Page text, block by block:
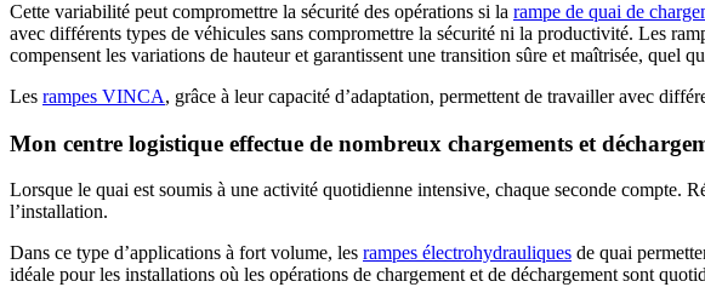
Cette variabilité peut compromettre la sécurité des opérations si la rampe de quai de
avec différents types de véhicules sans compromettre la sécurité ni la productivité. Les
compensent les variations de hauteur et garantissent une transition sûre et maîtrisée, quel
Les rampes VINCA, grâce à leur capacité d’adaptation, permettent de travailler avec
Mon centre logistique effectue de nombreux chargements et
Lorsque le quai est soumis à une activité quotidienne intensive, chaque seconde compte.
l’installation.
Dans ce type d’applications à fort volume, les rampes électrohydrauliques de quai
idéale pour les installations où les opérations de chargement et de déchargement sont